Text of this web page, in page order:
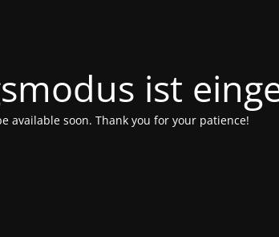
ist
available soon. Thank you for your patience!